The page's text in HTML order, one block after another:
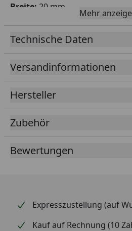
Breite: 20 mm
Länge:
2000 mm
Farben:Anthrazit
Mehr
Technische Daten
Versandinformationen
Hersteller
Zubehör
Bewertungen
Expresszustellung (auf
Kauf auf Rechnung (10